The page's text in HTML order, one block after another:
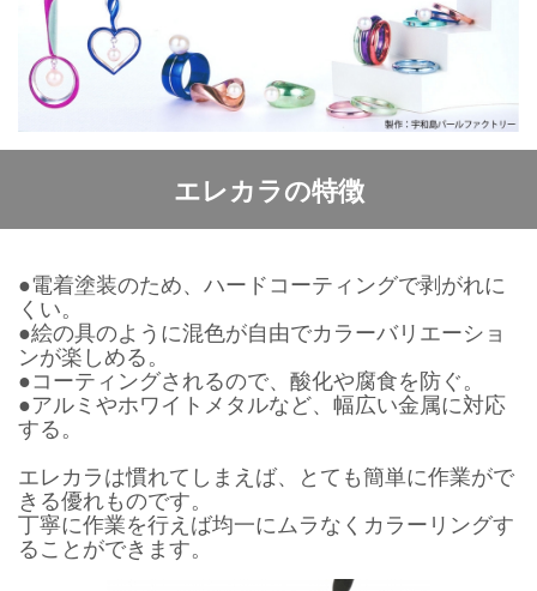
エレカラの特徴
●電着塗装のため、ハードコーティングで剥がれに
くい。
●絵の具のように混色が自由でカラーバリエーショ
ンが楽しめる。
●コーティングされるので、酸化や腐食を防ぐ。
●アルミやホワイトメタルなど、幅広い金属に対応
する。
エレカラは慣れてしまえば、とても簡単に作業がで
きる優れものです。
丁寧に作業を行えば均一にムラなくカラーリングす
ることができます。